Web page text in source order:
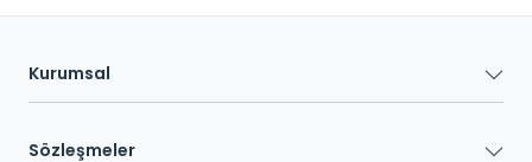
Kurumsal
Sözleşmeler